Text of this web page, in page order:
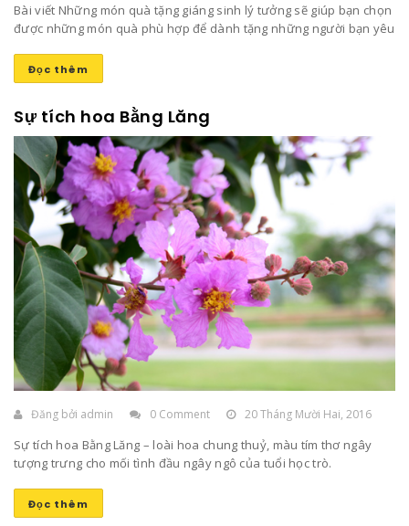
Bài viết Những món quà tặng giáng sinh lý tưởng sẽ giúp bạn chọn
được những món quà phù hợp để dành tặng những người bạn yêu
này nhé!
Đọc thêm
Sự tích hoa Bằng Lăng
Đăng bởi admin 0 Comment 20 Tháng Mười Hai, 2016
Sự tích hoa Bằng Lăng – loài hoa chung thuỷ, màu tím thơ ngây
tượng trưng cho mối tình đầu ngây ngô của tuổi học trò.
Đọc thêm